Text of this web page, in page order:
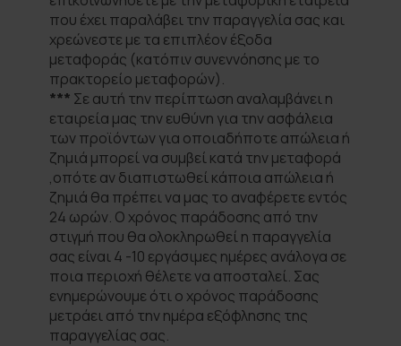
που έχει παραλάβει την παραγγελία σας και
χρεώνεστε με τα επιπλέον έξοδα
μεταφοράς (κατόπιν συνεννόησης με το
πρακτορείο μεταφορών).
*** Σε αυτή την περίπτωση αναλαμβάνει η
εταιρεία μας την ευθύνη για την ασφάλεια
των προϊόντων για οποιαδήποτε απώλεια ή
ζημιά μπορεί να συμβεί κατά την μεταφορά
,οπότε αν διαπιστωθεί κάποια απώλεια ή
ζημιά θα πρέπει να μας το αναφέρετε εντός
24 ωρών. Ο χρόνος παράδοσης από την
στιγμή που θα ολοκληρωθεί η παραγγελία
σας είναι 4 -10 εργάσιμες ημέρες ανάλογα σε
ποια περιοχή θέλετε να αποσταλεί. Σας
ενημερώνουμε ότι ο χρόνος παράδοσης
μετράει από την ημέρα εξόφλησης της
παραγγελίας σας.